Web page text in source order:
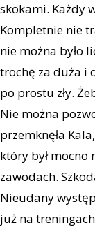
skokami. Każdy
Kompletnie nie
nie można było
trochę za duża i
po prostu zły.
Nie można
przemknęła
który był mocno
zawodach.
Nieudany
już na